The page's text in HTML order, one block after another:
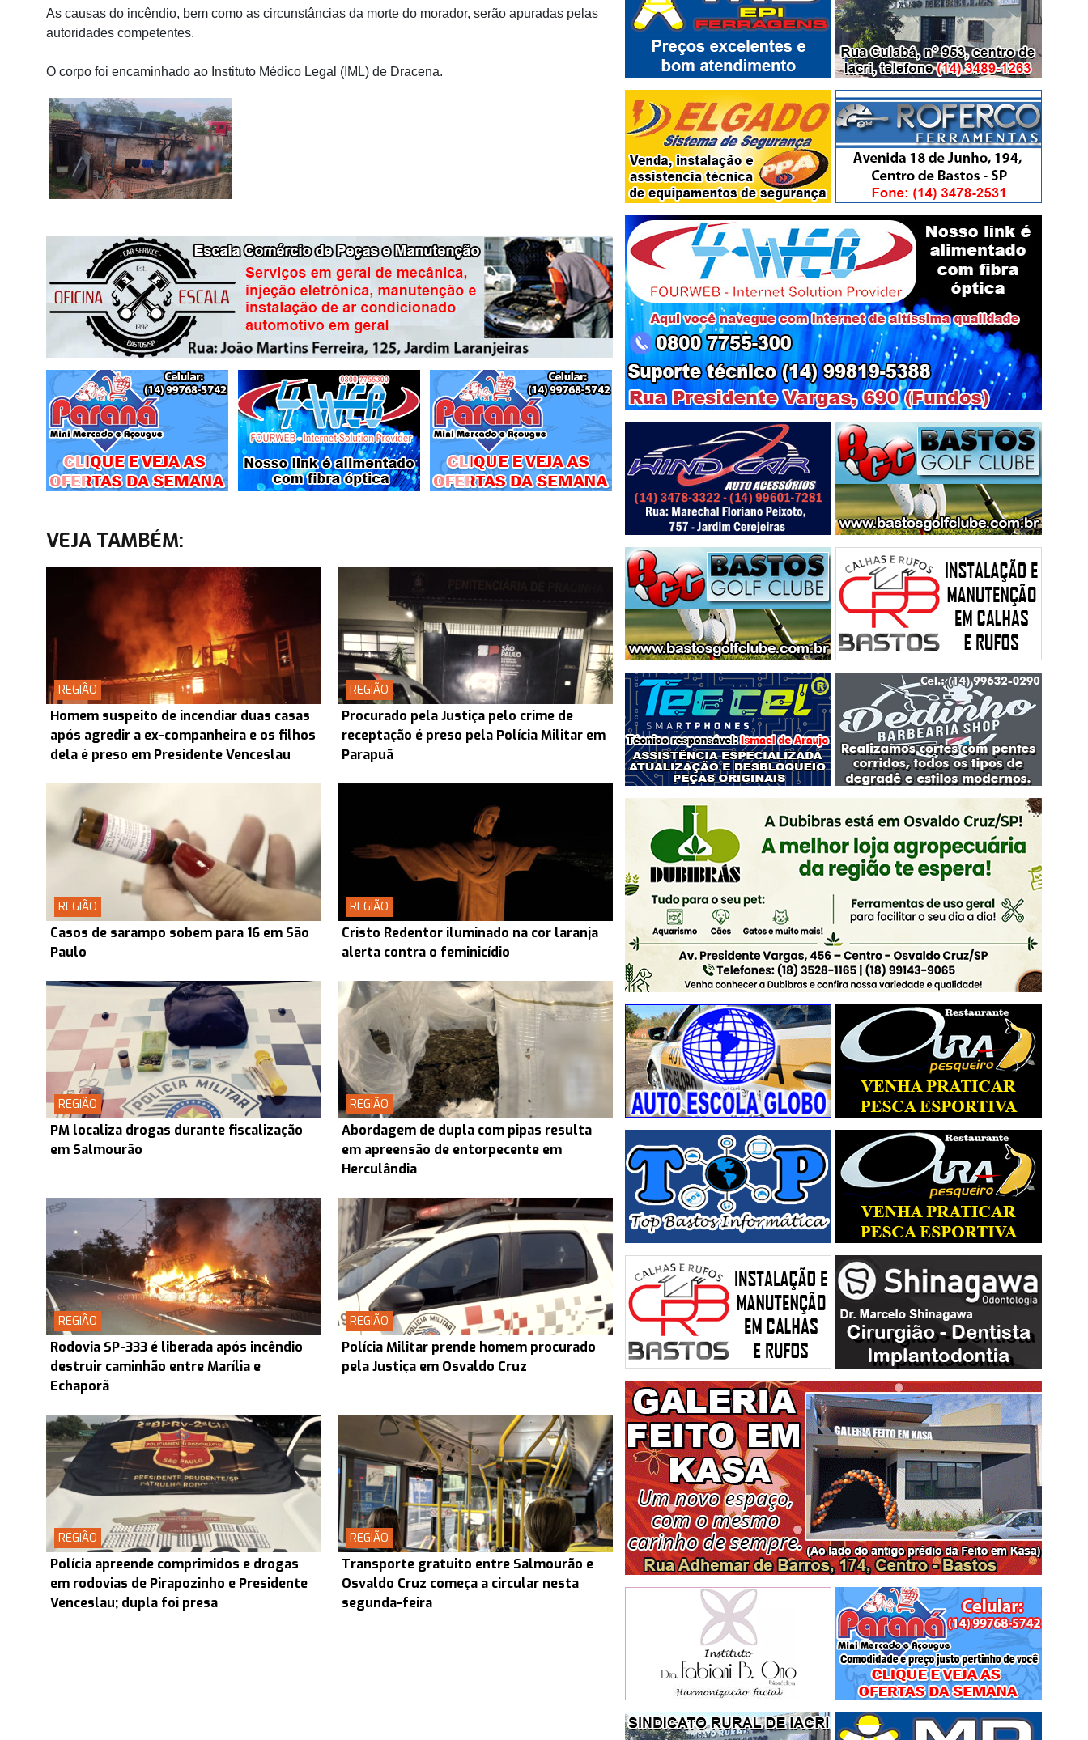
As causas do incêndio, bem como as circunstâncias da morte do morador, serão apuradas pelas
autoridades competentes.
O corpo foi encaminhado ao Instituto Médico Legal (IML) de Dracena.
VEJA TAMBÉM:
REGIÃO
Homem suspeito de incendiar duas casas
após agredir a ex-companheira e os filhos
dela é preso em Presidente Venceslau
REGIÃO
Procurado pela Justiça pelo crime de
receptação é preso pela Polícia Militar em
Parapuã
REGIÃO
Casos de sarampo sobem para 16 em São
Paulo
REGIÃO
Cristo Redentor iluminado na cor laranja
alerta contra o feminicídio
REGIÃO
PM localiza drogas durante fiscalização
em Salmourão
REGIÃO
Abordagem de dupla com pipas resulta
em apreensão de entorpecente em
Herculândia
REGIÃO
Rodovia SP-333 é liberada após incêndio
destruir caminhão entre Marília e
Echaporã
REGIÃO
Polícia Militar prende homem procurado
pela Justiça em Osvaldo Cruz
REGIÃO
Polícia apreende comprimidos e drogas
em rodovias de Pirapozinho e Presidente
Venceslau; dupla foi presa
REGIÃO
Transporte gratuito entre Salmourão e
Osvaldo Cruz começa a circular nesta
segunda-feira